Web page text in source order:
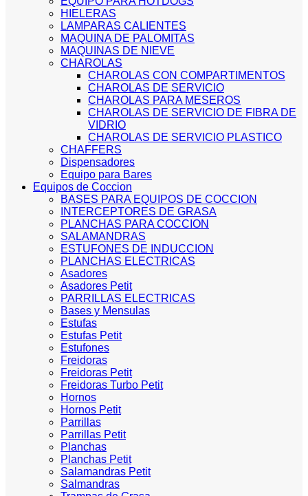
HIELERAS
LAMPARAS CALIENTES
MAQUINA DE PALOMITAS
MAQUINAS DE NIEVE
CHAROLAS
CHAROLAS CON COMPARTIMENTOS
CHAROLAS DE SERVICIO
CHAROLAS PARA MESEROS
CHAROLAS DE SERVICIO DE FIBRA DE
VIDRIO
CHAROLAS DE SERVICIO PLASTICO
CHAFFERS
Dispensadores
Equipo para Bares
Equipos de Coccion
BASES PARA EQUIPOS DE COCCION
INTERCEPTORES DE GRASA
PLANCHAS PARA COCCION
SALAMANDRAS
ESTUFONES DE INDUCCION
PLANCHAS ELECTRICAS
Asadores
Asadores Petit
PARRILLAS ELECTRICAS
Bases y Mensulas
Estufas
Estufas Petit
Estufones
Freidoras
Freidoras Petit
Freidoras Turbo Petit
Hornos
Hornos Petit
Parrillas
Parrillas Petit
Planchas
Planchas Petit
Salamandras Petit
Salmandras